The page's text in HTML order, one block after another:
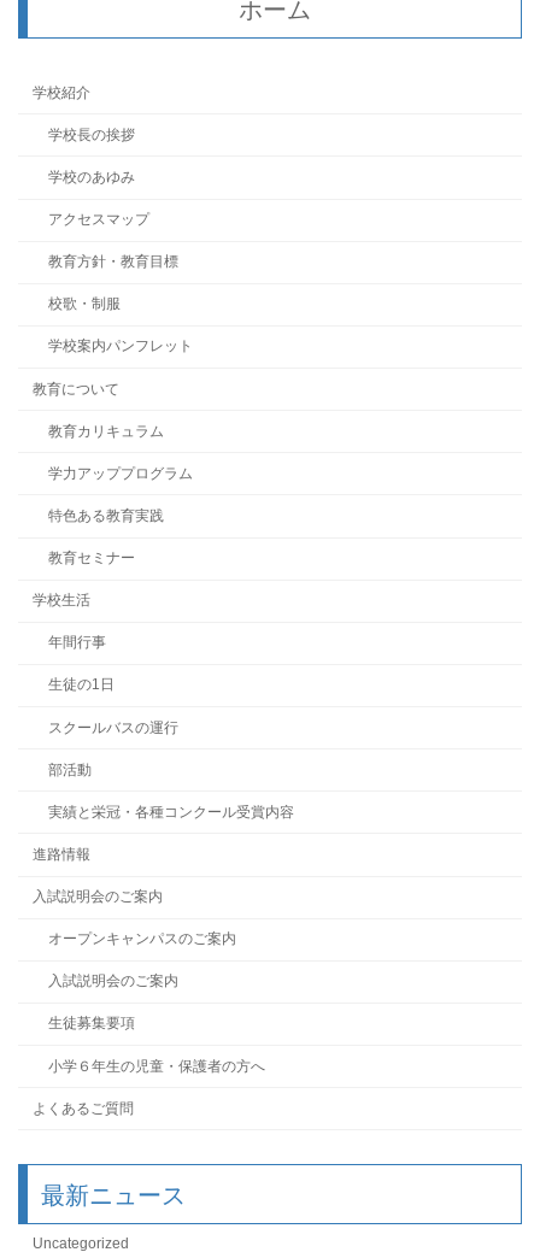
ホーム
学校紹介
学校長の挨拶
学校のあゆみ
アクセスマップ
教育方針・教育目標
校歌・制服
学校案内パンフレット
教育について
教育カリキュラム
学力アッププログラム
特色ある教育実践
教育セミナー
学校生活
年間行事
生徒の1日
スクールバスの運行
部活動
実績と栄冠・各種コンクール受賞内容
進路情報
入試説明会のご案内
オープンキャンパスのご案内
入試説明会のご案内
生徒募集要項
小学６年生の児童・保護者の方へ
よくあるご質問
最新ニュース
Uncategorized